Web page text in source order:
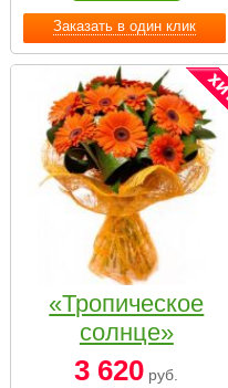
Заказать в один клик
«Тропическое
солнце»
3 620 руб.